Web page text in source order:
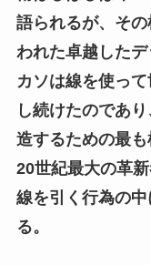
語られるが、そ
われた卓越した
カソは線を使っ
し続けたのであ
造するための最も
20世紀最大の革
線を引く行為の
る。